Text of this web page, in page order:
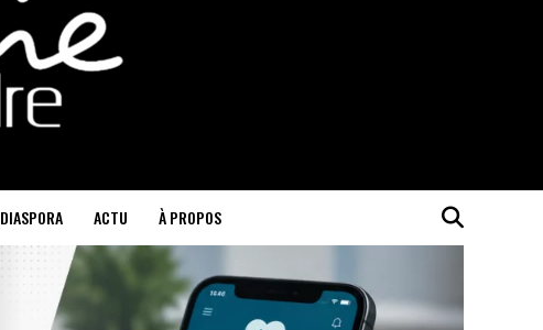
DIASPORA ACTU À PROPOS